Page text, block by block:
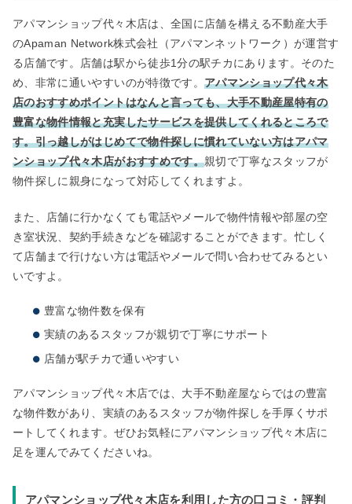
アパマンショップ代々木店は、全国に店舗を構える不動産大手
のApaman Network株式会社（アパマンネットワーク）が運営す
る店舗です。店舗は駅から徒歩1分の駅チカにあります。そのた
め、非常に通いやすいのが特徴です。 アパマンショップ代々木
店のおすすめポイントはなんと言っても、大手不動産屋特有の
豊富な物件情報と充実したサービスを提供してくれるところで
す。引っ越しがはじめてで物件探しに慣れていない方はアパマ
ンショップ代々木店がおすすめです。親切で丁寧なスタッフが
物件探しに親身になって対応してくれますよ。
また、店舗に行かなくても電話やメールで物件情報や部屋の空
き室状況、契約手続きなどを確認することができます。忙しく
て店舗まで行けない方は電話やメールで問い合わせてみるとい
いですよ。
豊富な物件数を保有
実績のあるスタッフが親切で丁寧にサポート
店舗が駅チカで通いやすい
アパマンショップ代々木店では、大手不動産屋ならではの豊富
な物件数があり、実績のあるスタッフが物件探しを手厚くサポ
ートしてくれます。ぜひお気軽にアパマンショップ代々木店に
足を運んでみてくださいね。
アパマンショップ代々木店を利用した方の口コミ・評判